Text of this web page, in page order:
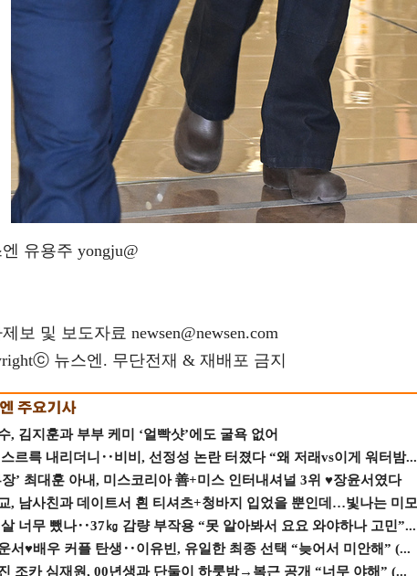
유용주 yongju@
보 및 보도자료 newsen@newsen.com
뉴스엔. 무단전재 & 재배포 금지
, 김지훈과 부부 케미 ‘얼빡샷’에도 굴욕 없어
르륵 내리더니‥비비, 선정성 논란 터졌다 “왜 저래vs이게 워터밤...
장’ 최대훈 아내, 미스코리아 善+미스 인터내셔널 3위 ♥장윤서였다
, 남사친과 데이트서 흰 티셔츠+청바지 입었을 뿐인데…빛나는 미모
너무 뺐나‥37㎏ 감량 부작용 “못 알아봐서 요요 와야하나 고민”...
서♥배우 커플 탄생‥이유빈, 유일한 최종 선택 “늦어서 미안해” (...
조카 심재원, 00년생과 단둘이 하룻밤→복근 공개 “너무 야해” (...